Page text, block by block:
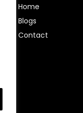
Home
Blogs
Contact